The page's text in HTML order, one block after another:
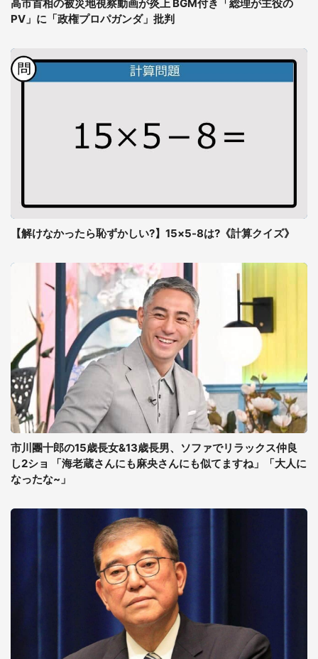
高市首相の被災地視察動画が炎上 BGM付き「総理が主役の
PV」に「政権プロパガンダ」批判
【解けなかったら恥ずかしい?】15×5-8は?《計算クイズ》
市川團十郎の15歳長女&13歳長男、ソファでリラックス仲良
し2ショ 「海老蔵さんにも麻央さんにも似てますね」「大人に
なったな~」